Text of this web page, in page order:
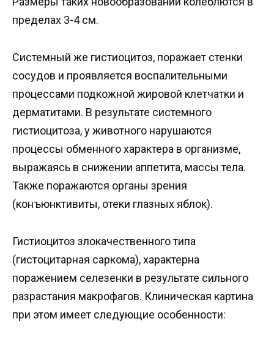
пределах 3-4 см.
Системный же гистиоцитоз, поражает стенки
сосудов и проявляется воспалительными
процессами подкожной жировой клетчатки и
дерматитами. В результате системного
гистиоцитоза, у животного нарушаются
процессы обменного характера в организме,
выражаясь в снижении аппетита, массы тела.
Также поражаются органы зрения
(конъюнктивиты, отеки глазных яблок).
Гистиоцитоз злокачественного типа
(гистоцитарная саркома), характерна
поражением селезенки в результате сильного
разрастания макрофагов. Клиническая картина
при этом имеет следующие особенности: